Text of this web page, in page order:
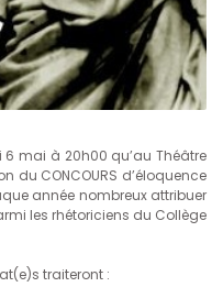
6 mai à 20h00 qu’au Théâtre
du CONCOURS d’éloquence
année nombreux attribuer
les rhétoriciens du Collège
traiteront :